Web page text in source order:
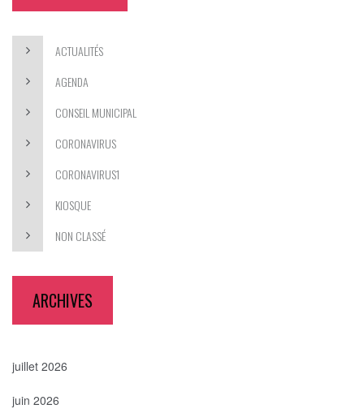
ACTUALITÉS
AGENDA
CONSEIL MUNICIPAL
CORONAVIRUS
CORONAVIRUS1
KIOSQUE
NON CLASSÉ
ARCHIVES
juillet 2026
juin 2026